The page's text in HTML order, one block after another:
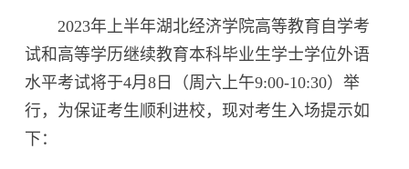
2023年上半年湖北经济学院高等教育自学考
试和高等学历继续教育本科毕业生学士学位外语
水平考试将于4月8日（周六上午9:00-10:30）举
行，为保证考生顺利进校，现对考生入场提示如
下：